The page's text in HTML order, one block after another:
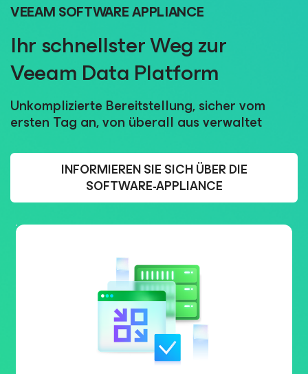
VEEAM SOFTWARE APPLIANCE
Ihr schnellster Weg zur
Veeam Data Platform
Unkomplizierte Bereitstellung, sicher vom
ersten Tag an, von überall aus verwaltet
INFORMIEREN SIE SICH ÜBER DIE
SOFTWARE-APPLIANCE